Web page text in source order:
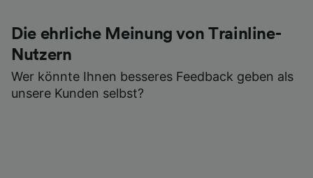
Die ehrliche Meinung von Trainline-
Nutzern
Wer könnte Ihnen besseres Feedback geben als
unsere Kunden selbst?